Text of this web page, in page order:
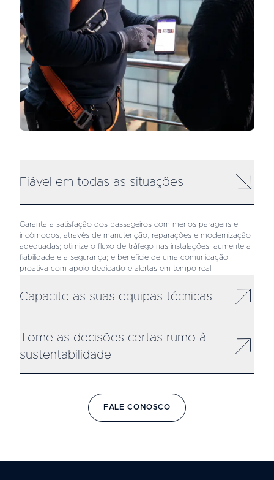
Fiável em todas as situações
Garanta a satisfação dos passageiros com menos paragens e
incómodos, através de manutenção, reparações e modernização
adequadas; otimize o fluxo de tráfego nas instalações; aumente a
fiabilidade e a segurança; e beneficie de uma comunicação
proativa com apoio dedicado e alertas em tempo real.
Capacite as suas equipas técnicas
Tome as decisões certas rumo à
sustentabilidade
FALE CONOSCO